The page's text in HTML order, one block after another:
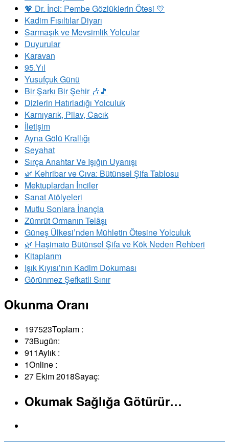
💖 Dr. İnci: Pembe Gözlüklerin Ötesi 💙
Kadim Fısıltılar Diyarı
Sarmaşık ve Mevsimlik Yolcular
Duyurular
Karavan
95.Yıl
Yusufçuk Günü
Bir Şarkı Bir Şehir 🎶🎵
Dizlerin Hatırladığı Yolculuk
Karnıyarık, Pilav, Cacık
İletişim
Ayna Gölü Krallığı
Seyahat
Sırça Anahtar Ve Işığın Uyanışı
​🌿 Kehribar ve Cıva: Bütünsel Şifa Tablosu
Mektuplardan İnciler
Sanat Atölyeleri
Mutlu Sonlara İnançla
Zümrüt Ormanın Telâşı
Güneş Ülkesi’nden Mühletin Ötesine Yolculuk
🌿 Haşimato Bütünsel Şifa ve Kök Neden Rehberi
Kitaplarım
Işık Kıyısı’nın Kadim Dokuması
Görünmez Şefkatli Sınır
Okunma Oranı
197523Toplam :
73Bugün:
911Aylık :
1Online :
27 Ekim 2018Sayaç:
Okumak Sağlığa Götürür…